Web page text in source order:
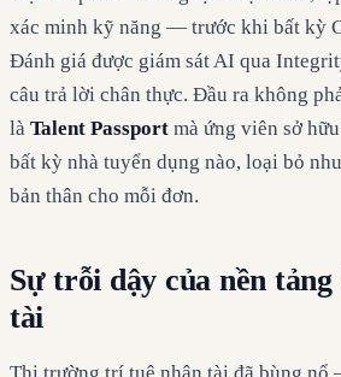
xác minh kỹ năng — trước khi bất kỳ
Đánh giá được giám sát AI qua
câu trả lời chân thực. Đầu ra không
là Talent Passport mà ứng viên sở
bất kỳ nhà tuyển dụng nào, loại bỏ
bản thân cho mỗi đơn.
Sự trỗi dậy của nền
tài